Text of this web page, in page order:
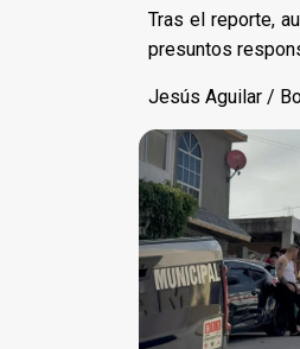
Tras el reporte,
presuntos
Jesús Aguilar /